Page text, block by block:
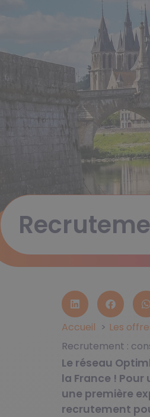
Accueil
Les
Recrutement :
Le réseau
la France !
une première
recrutement